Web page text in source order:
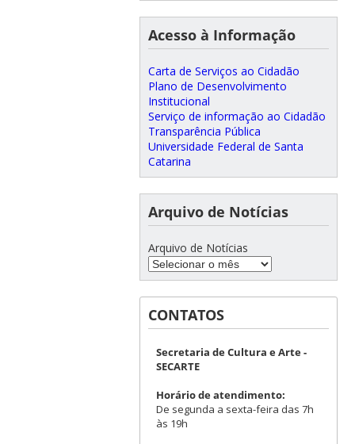
Acesso à Informação
Carta de Serviços ao Cidadão
Plano de Desenvolvimento
Institucional
Serviço de informação ao Cidadão
Transparência Pública
Universidade Federal de Santa
Catarina
Arquivo de Notícias
Arquivo de Notícias
CONTATOS
Secretaria de Cultura e Arte -
SECARTE
Horário de atendimento:
De segunda a sexta-feira das 7h
às 19h